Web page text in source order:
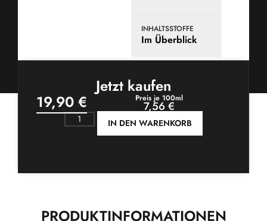
INHALTSSTOFFE
Im Überblick
Jetzt kaufen
19,90 € Preis je 100ml
7,56 €
IN DEN WARENKORB
PRODUKTINFORMATIONEN